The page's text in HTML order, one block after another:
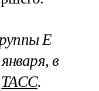
Е
в
ТАСС.